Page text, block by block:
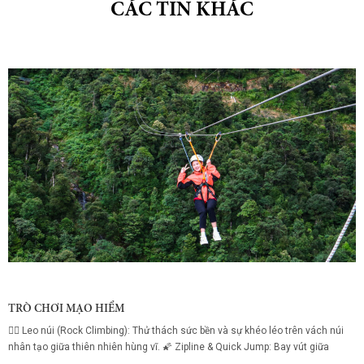
CÁC TIN KHÁC
TRÒ CHƠI MẠO HIỂM
🧗‍♂️ Leo núi (Rock Climbing): Thử thách sức bền và sự khéo léo trên vách núi
nhân tạo giữa thiên nhiên hùng vĩ. 🌠 Zipline & Quick Jump: Bay vút giữa